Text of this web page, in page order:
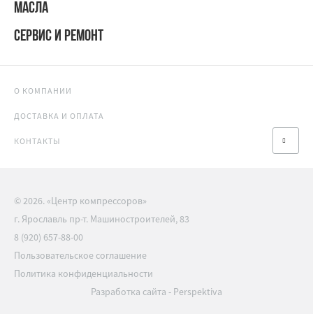
МАСЛА
СЕРВИС И РЕМОНТ
О КОМПАНИИ
ДОСТАВКА И ОПЛАТА
КОНТАКТЫ
© 2026. «Центр компрессоров»
г. Ярославль пр-т. Машиностроителей, 83
8 (920) 657-88-00
Пользовательское соглашение
Политика конфиденциальности
Разработка сайта - Perspektiva